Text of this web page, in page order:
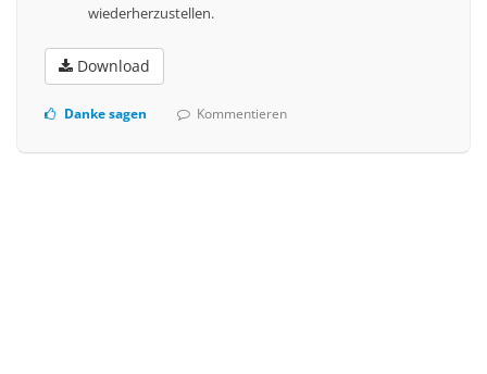
wiederherzustellen.
Download
Danke sagen Kommentieren